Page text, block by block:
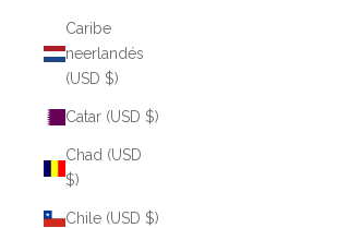
Caribe
neerlandés
(USD $)
Catar (USD $)
Chad (USD
$)
Chile (USD $)